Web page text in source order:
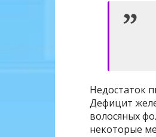
Недостаток
Дефицит
волосяных
некоторые